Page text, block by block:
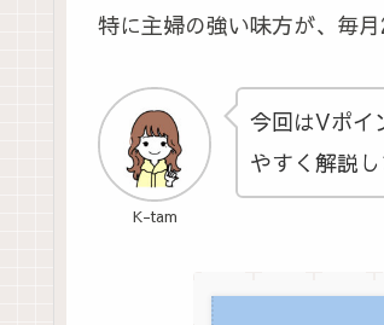
特に主婦の強い味方が、毎
K-tam
今回はVポイ
やすく解説し